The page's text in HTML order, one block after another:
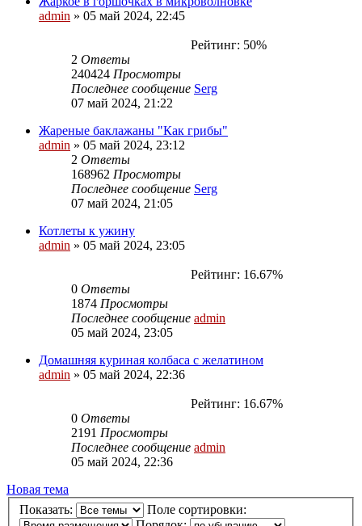
admin » 05 май 2024, 22:45
Рейтинг: 50%
2 Ответы
240424 Просмотры
Последнее сообщение Serg
07 май 2024, 21:22
Жареные баклажаны "Как грибы"
admin » 05 май 2024, 23:12
2 Ответы
168962 Просмотры
Последнее сообщение Serg
07 май 2024, 21:05
Котлеты к ужину
admin » 05 май 2024, 23:05
Рейтинг: 16.67%
0 Ответы
1874 Просмотры
Последнее сообщение admin
05 май 2024, 23:05
Домашняя куриная колбаса с желатином
admin » 05 май 2024, 22:36
Рейтинг: 16.67%
0 Ответы
2191 Просмотры
Последнее сообщение admin
05 май 2024, 22:36
Новая тема
Показать:
Поле сортировки: